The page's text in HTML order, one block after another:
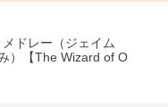
ドレー（ジェイム
）【The Wizard of O